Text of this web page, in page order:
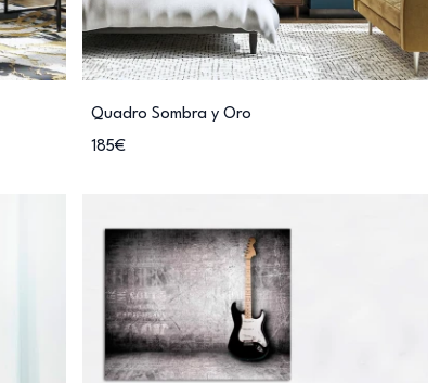
Quadro Sombra y Oro
185€